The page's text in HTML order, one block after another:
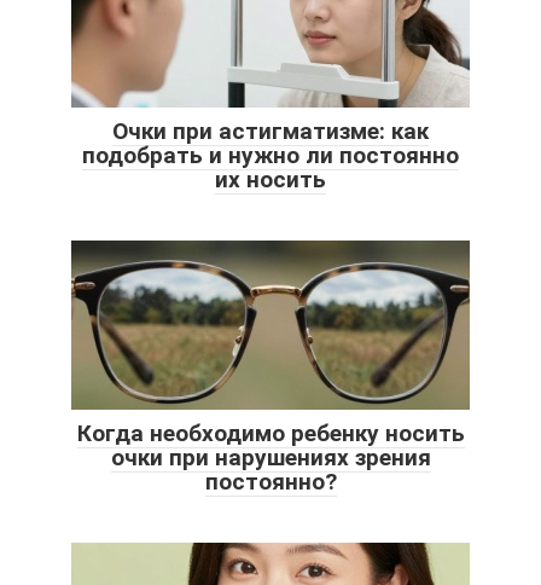
Очки при астигматизме: как
подобрать и нужно ли постоянно
их носить
Когда необходимо ребенку носить
очки при нарушениях зрения
постоянно?